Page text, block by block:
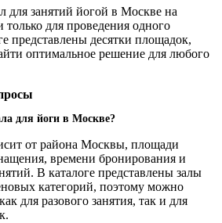
для занятий йогой в Москве на
для проведения одного
представлены десятки площадок,
оптимальное решение для любого
для йоги в Москве?
от района Москвы, площади
времени бронирования и
В каталоге представлены залы
категорий, поэтому можно
для разового занятия, так и для